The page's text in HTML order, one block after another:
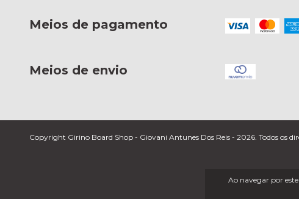
Ao navegar por
Meios de pagamento
Meios de envio
Copyright Girino Board Shop - Giovani Antunes Dos Reis - 2026. Todos os